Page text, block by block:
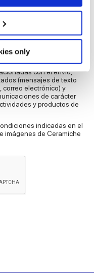
geographical
to within several
scanning it for
data is processed
section.
and ads, to
analyse our traffic.
use of our site with
partners who
that you’ve
from your use
only
el fin de dar prosecución
notainformativasobre
personales para las
la letra D) deinformativa
con el envío,
(mensajes de texto
correo electrónico) y
de carácter
y productos de
indicadas en el
imágenes de Ceramiche